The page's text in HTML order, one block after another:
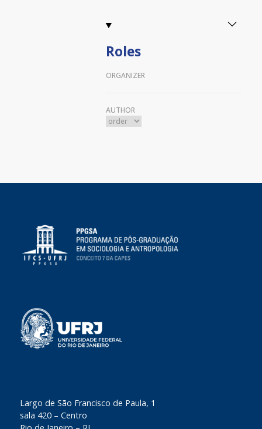
Roles
ORGANIZER
AUTHOR
​Largo de São Francisco de Paula, 1
sala 420 – Centro